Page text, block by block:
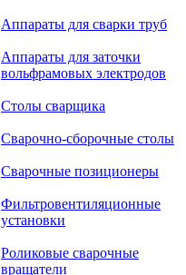
Аппараты для сварки труб
Аппараты для заточки
вольфрамовых электродов
Столы сварщика
Сварочно-сборочные столы
Сварочные позиционеры
Фильтровентиляционные
установки
Роликовые сварочные
вращатели